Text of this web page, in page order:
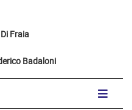
Fraia
Badaloni